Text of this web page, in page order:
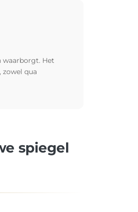
waarborgt. Het
zowel qua
spiegel